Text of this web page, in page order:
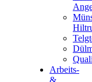
Arbeits-
&